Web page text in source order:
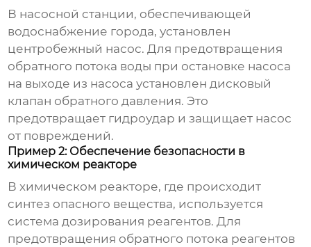
В насосной станции, обеспечивающей
водоснабжение города, установлен
центробежный насос. Для предотвращения
обратного потока воды при остановке насоса
на выходе из насоса установлен дисковый
клапан обратного давления. Это
предотвращает гидроудар и защищает насос
от повреждений.
Пример 2: Обеспечение безопасности в
химическом реакторе
В химическом реакторе, где происходит
синтез опасного вещества, используется
система дозирования реагентов. Для
предотвращения обратного потока реагентов